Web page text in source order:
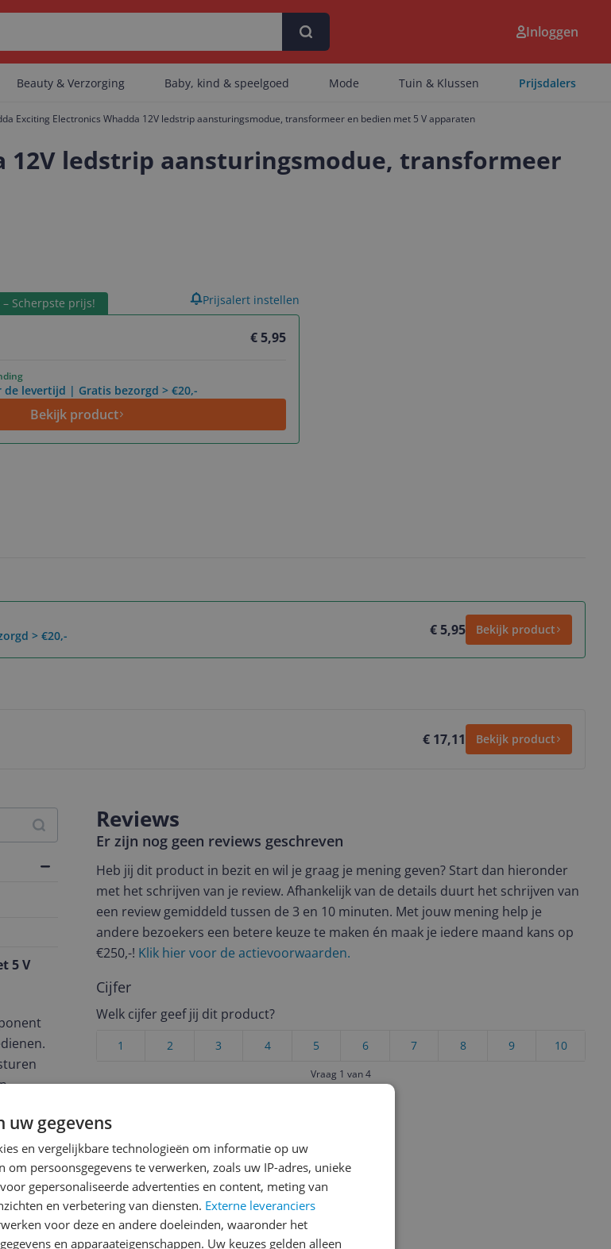
categorieën gevonden.
Inloggen
Beauty & Verzorging Baby, kind & speelgoed Mode Tuin & Klussen Prijsdalers
Exciting Electronics Whadda 12V ledstrip aansturingsmodue, transformeer en bedien met 5 V apparaten
12V ledstrip aansturingsmodue, transformeer
Scherpste prijs!
€ 5,95
de levertijd | Gratis bezorgd > €20,-
Bekijk product
Prijsalert instellen
> €20,- € 5,95 Bekijk product
€ 17,11 Bekijk product
5 V
van
Reviews
Er zijn nog geen reviews geschreven
Heb jij dit product in bezit en wil je graag je mening geven? Start dan hieronder
met het schrijven van je review. Afhankelijk van de details duurt het schrijven van
een review gemiddeld tussen de 3 en 10 minuten. Met jouw mening help je
andere bezoekers een betere keuze te maken én maak je iedere maand kans op
€250,-! Klik hier voor de actievoorwaarden.
Cijfer
Welk cijfer geef jij dit product?
10
9
8
7
6
5
4
3
2
1
Vraag 1 van 4
uw gegevens
en vergelijkbare technologieën om informatie op uw
om persoonsgegevens te verwerken, zoals uw IP-adres, unieke
gepersonaliseerde advertenties en content, meting van
en verbetering van diensten. Externe leveranciers
voor deze en andere doeleinden, waaronder het
en apparaateigenschappen. Uw keuzes gelden alleen